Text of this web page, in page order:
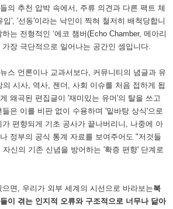
의 추천 압박 속에서, 주류 의견과 다른 팩트 체
', '선동'이라는 낙인이 찍혀 철저히 배척당합니
는 전형적인 ‘에코 챔버(Echo Chamber, 메아리
가장 극단적으로 일어나는 공간인 셈입니다.
스 언론이나 교과서보다, 커뮤니티의 념글과 유
의 시사, 역사, 젠더, 사회 이슈를 처음 접하게 됩
왜곡된 편집글이 '재미있는 유머'의 탈을 쓰고
은 이를 비판 없이 수용하며 '밑바탕 상식'으로
편향되게 기초 공사가 끝나버리니, 나중에 아
정부의 공식 통계 자료를 보여주어도 "저것들
신의 기존 신념을 방어하는 '확증 편향' 단계로
면, 우리가 외부 세계의 시선으로 바라보는북
이 겪는 인지적 오류와 구조적으로 너무나 닮아